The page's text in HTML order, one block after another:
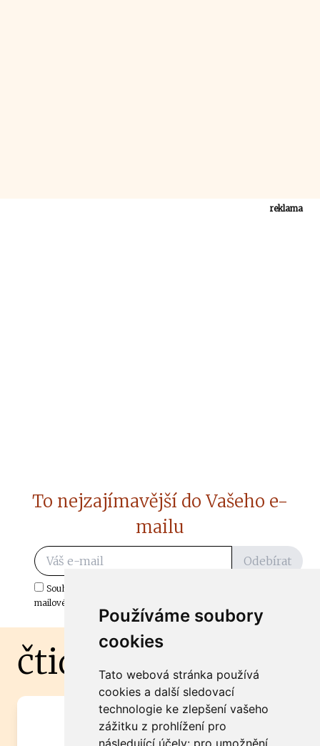
Používáme soubory
cookies
Tato webová stránka používá
cookies a další sledovací
technologie ke zlepšení vašeho
zážitku z prohlížení pro
následující účely: pro umožnění
reklama
To nejzajímavější do Vašeho e-
mailu
Odebírat
Souhlasím s odběrem důležitých zpráv ze ČtiDoma.cz do mé e-
mailové schránky.
čtidoma.cz
Máte zajímavou informaci? Chcete
spolupracovat?